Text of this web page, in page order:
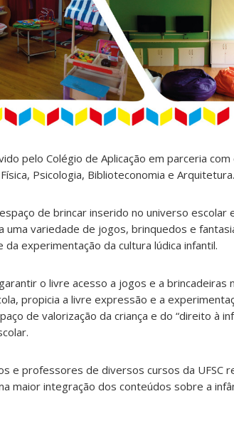
pelo Colégio de Aplicação em parceria
Psicologia, Biblioteconomia e Arquitetura.
de brincar inserido no universo escolar
variedade de jogos, brinquedos e
experimentação da cultura lúdica infantil.
o livre acesso a jogos e a brincadeiras
propicia a livre expressão e a
de valorização da criança e do “direito à
e professores de diversos cursos da UFSC
maior integração dos conteúdos sobre a